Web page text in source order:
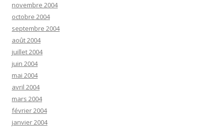
novembre 2004
octobre 2004
septembre 2004
août 2004
juillet 2004
juin 2004
mai 2004
avril 2004
mars 2004
février 2004
janvier 2004